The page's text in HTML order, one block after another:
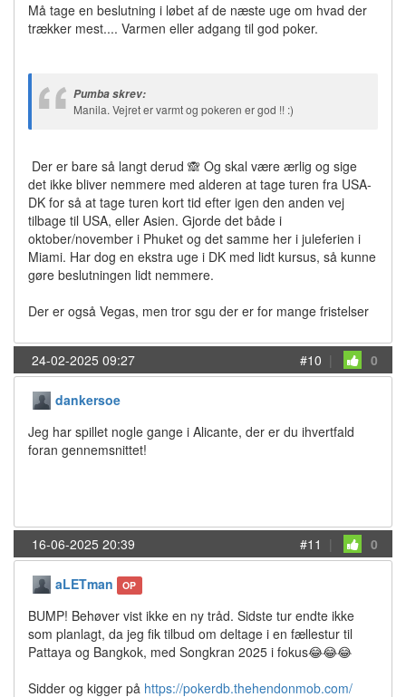
Må tage en beslutning i løbet af de næste uge om hvad der
trækker mest.... Varmen eller adgang til god poker.
Pumba skrev:
Manila. Vejret er varmt og pokeren er god !! :)
Der er bare så langt derud 🙈 Og skal være ærlig og sige
det ikke bliver nemmere med alderen at tage turen fra USA-
DK for så at tage turen kort tid efter igen den anden vej
tilbage til USA, eller Asien. Gjorde det både i
oktober/november i Phuket og det samme her i juleferien i
Miami. Har dog en ekstra uge i DK med lidt kursus, så kunne
gøre beslutningen lidt nemmere.
Der er også Vegas, men tror sgu der er for mange fristelser
24-02-2025 09:27 #10 | 0
dankersoe
Jeg har spillet nogle gange i Alicante, der er du ihvertfald
foran gennemsnittet!
16-06-2025 20:39 #11 | 0
aLETman OP
BUMP! Behøver vist ikke en ny tråd. Sidste tur endte ikke
som planlagt, da jeg fik tilbud om deltage i en fællestur til
Pattaya og Bangkok, med Songkran 2025 i fokus😂😂😂
Sidder og kigger på https://pokerdb.thehendonmob.com/